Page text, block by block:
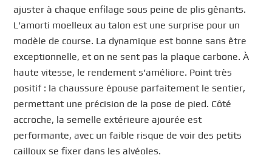
ajuster à chaque enfilage sous peine de plis gênants.
L’amorti moelleux au talon est une surprise pour un
modèle de course. La dynamique est bonne sans être
exceptionnelle, et on ne sent pas la plaque carbone. À
haute vitesse, le rendement s’améliore. Point très
positif : la chaussure épouse parfaitement le sentier,
permettant une précision de la pose de pied. Côté
accroche, la semelle extérieure ajourée est
performante, avec un faible risque de voir des petits
cailloux se fixer dans les alvéoles.